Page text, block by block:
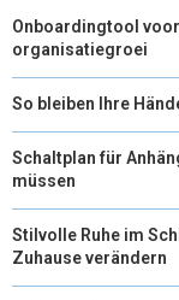
Onboardingtool
organisatiegroei
So bleiben Ihre
Schaltplan für
müssen
Stilvolle Ruhe im
Zuhause verändern